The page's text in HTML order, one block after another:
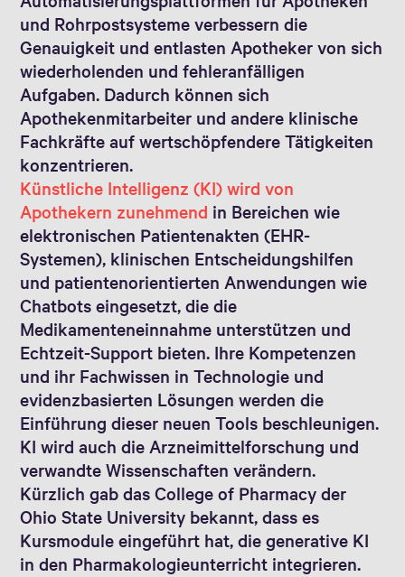
und Rohrpostsysteme verbessern die
Genauigkeit und entlasten Apotheker von sich
wiederholenden und fehleranfälligen
Aufgaben. Dadurch können sich
Apothekenmitarbeiter und andere klinische
Fachkräfte auf wertschöpfendere Tätigkeiten
konzentrieren.
Künstliche Intelligenz (KI) wird von
Apothekern zunehmend in Bereichen wie
elektronischen Patientenakten (EHR-
Systemen), klinischen Entscheidungshilfen
und patientenorientierten Anwendungen wie
Chatbots eingesetzt, die die
Medikamenteneinnahme unterstützen und
Echtzeit-Support bieten. Ihre Kompetenzen
und ihr Fachwissen in Technologie und
evidenzbasierten Lösungen werden die
Einführung dieser neuen Tools beschleunigen.
KI wird auch die Arzneimittelforschung und
verwandte Wissenschaften verändern.
Kürzlich gab das College of Pharmacy der
Ohio State University bekannt, dass es
Kursmodule eingeführt hat, die generative KI
in den Pharmakologieunterricht integrieren.